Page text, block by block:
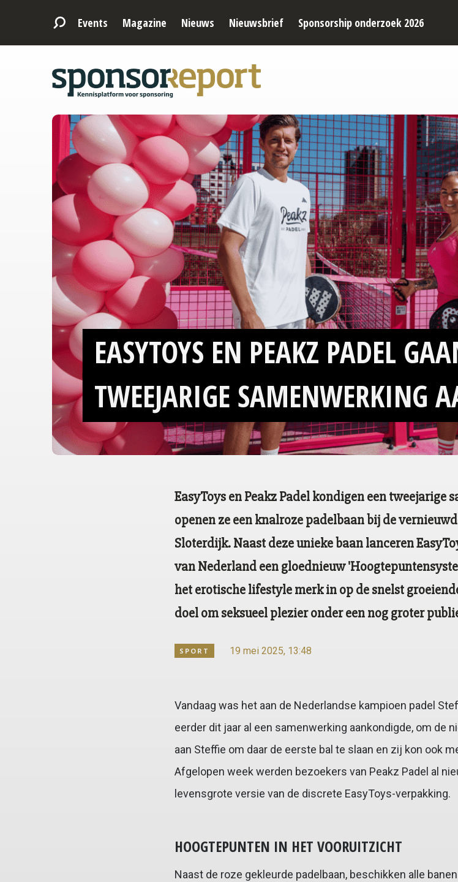
Events Magazine Nieuws Nieuwsbrief Sponsorship onderzoek 2026
SPORT 19 mei 2025, 13:48
EASYTOYS EN PEAKZ PADEL
TWEEJARIGE SAMENWERKING
EasyToys en Peakz Padel kondigen een tweejarige
openen ze een knalroze padelbaan bij de
Sloterdijk. Naast deze unieke baan lanceren
van Nederland een gloednieuw
het erotische lifestyle merk in op de snelst
doel om seksueel plezier onder een nog groter
Vandaag was het aan de Nederlandse kampioen padel
eerder dit jaar al een samenwerking aankondigde, om de
aan Steffie om daar de eerste bal te slaan en zij kon ook
Afgelopen week werden bezoekers van Peakz Padel al
levensgrote versie van de discrete EasyToys-verpakking.
HOOGTEPUNTEN IN HET VOORUITZICHT
Naast de roze gekleurde padelbaan, beschikken alle